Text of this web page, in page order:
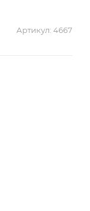
Артикул: 4667